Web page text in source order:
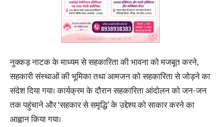
नुक्कड़ नाटक के माध्यम से सहकारिता की भावना को मजबूत करने,
सहकारी संस्थाओं की भूमिका तथा आमजन को सहकारिता से जोड़ने का
संदेश दिया गया। कार्यक्रम के दौरान सहकारिता आंदोलन को जन-जन
तक पहुंचाने और ‘सहकार से समृद्धि’ के उद्देश्य को साकार करने का
आह्वान किया गया।